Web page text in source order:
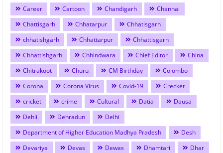
Career Cartoon Chandigarh
Channai
Chattisgarh
Chhatarpur
Chhatisgarh
chhatishgarh
Chhattarpur
Chhattisgarh
Chhattishgarh
Chhindwara Chief Editor
China
Chitrakoot
Churu CM Birthday
Colombo
Corona
Corona Virus Covid-19
Crecket
cricket
crime Cultural Datia
Dausa
Dehli
Dehradun
Delhi
Department of Higher Education Madhya Pradesh
Desh
Devariya
Devas Dewas Dhamtari
Dhar